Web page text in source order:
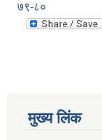
७९-८०
मुख्य लिंक